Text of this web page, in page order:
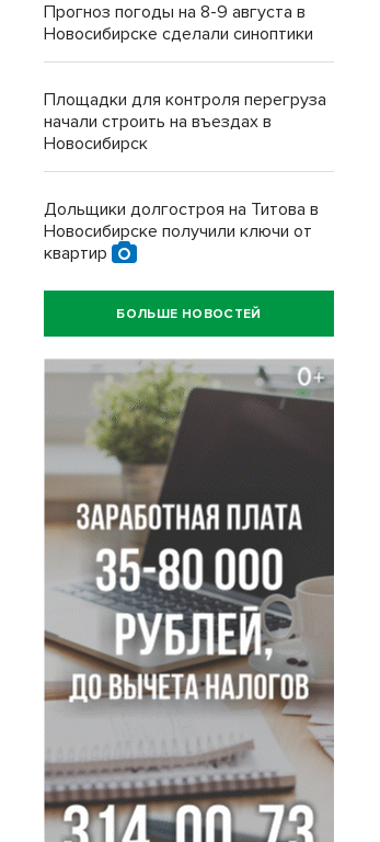
Прогноз погоды на 8-9 августа в
Новосибирске сделали синоптики
Площадки для контроля перегруза
начали строить на въездах в
Новосибирск
Дольщики долгостроя на Титова в
Новосибирске получили ключи от
квартир
БОЛЬШЕ НОВОСТЕЙ